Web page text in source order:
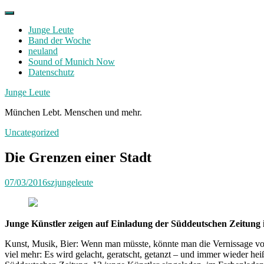
Skip
contentJunge Leute
Band der Woche
neuland
Sound of Munich Now
Datenschutz
Facebook
Twitter
Instagram
Junge Leute
München Lebt. Menschen und mehr.
Uncategorized
Die Grenzen einer Stadt
07/03/2016szjungeleute
Junge Künstler zeigen auf Einladung der Süddeutschen
Kunst, Musik, Bier: Wenn man müsste, könnte man die Vernissage
viel mehr: Es wird gelacht, geratscht, getanzt – und immer wieder